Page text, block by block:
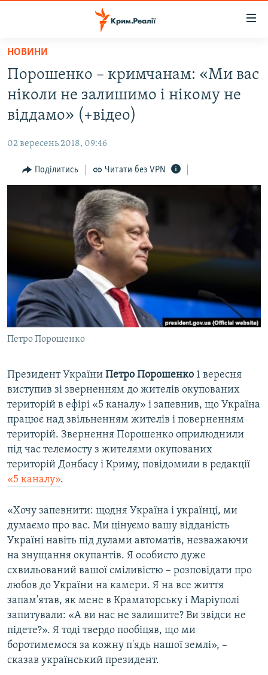
Перейти
основного
матеріалу
Перейти
до
основної
навігації
Перейти
до
ВОДА.КРИМ
ВІДЕО ТА ФОТО
БЛОГИ
ПОГЛЯД
СПЕЦПРОЕКТИ
ВІДЕОУРОКИ «ELIFBE»
СВІДЧЕННЯ ОКУПАЦІЇ
УКРАЇНСЬКА ПРОБЛЕМА КРИМУ
ІНФОГРАФІКА
ЯК ОБІЙТИ БЛОКУВАННЯ
Русский
Qırımtatar
ДОЛУЧАЙСЯ!
Усі сайти RFE/RL
НОВИНИ
Порошенко – кримчанам: «Ми вас
ніколи не залишимо і нікому не
віддамо» (+відео)
02 вересень 2018, 09:46
Поділитись Читати без VPN
Петро Порошенко
Президент України Петро Порошенко 1 вересня
виступив зі зверненням до жителів окупованих
територій в ефірі «5 каналу» і запевнив, що Україна
працює над звільненням жителів і поверненням
територій. Звернення Порошенко оприлюднили
під час телемосту з жителями окупованих
територій Донбасу і Криму, повідомили в редакції
«5 каналу».
«Хочу запевнити: щодня Україна і українці, ми
думаємо про вас. Ми цінуємо вашу відданість
Україні навіть під дулами автоматів, незважаючи
на знущання окупантів. Я особисто дуже
схвильований вашої сміливістю – розповідати про
любов до України на камери. Я на все життя
запам'ятав, як мене в Краматорську і Маріуполі
запитували: «А ви нас не залишите? Ви звідси не
підете?». Я тоді твердо пообіцяв, що ми
боротимемося за кожну п'ядь нашої землі», –
сказав український президент.